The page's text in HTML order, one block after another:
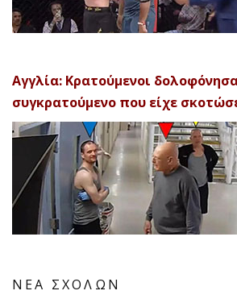
Αγγλία: Κρατούμενοι
συγκρατούμενο που είχε
ΝΕΑ ΣΧΟΛΩΝ